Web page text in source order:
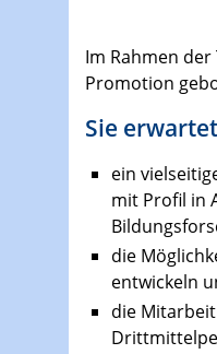
Im Rahmen
Promotion
Sie erwartet
ein
mit Profil in
die
entwickeln
die